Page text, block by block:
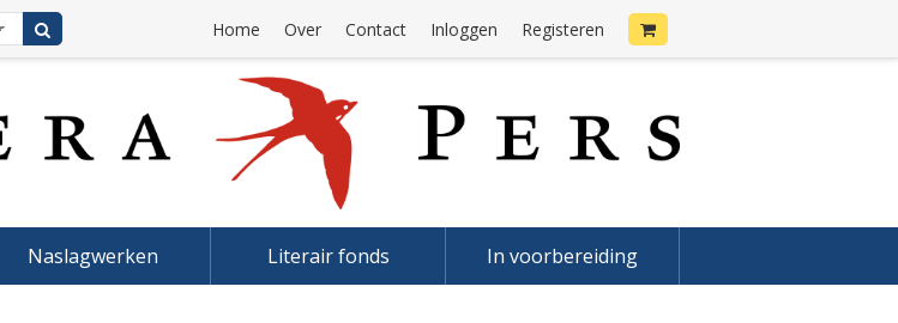
Home Over Contact Inloggen Registeren
Naslagwerken Literair fonds In voorbereiding